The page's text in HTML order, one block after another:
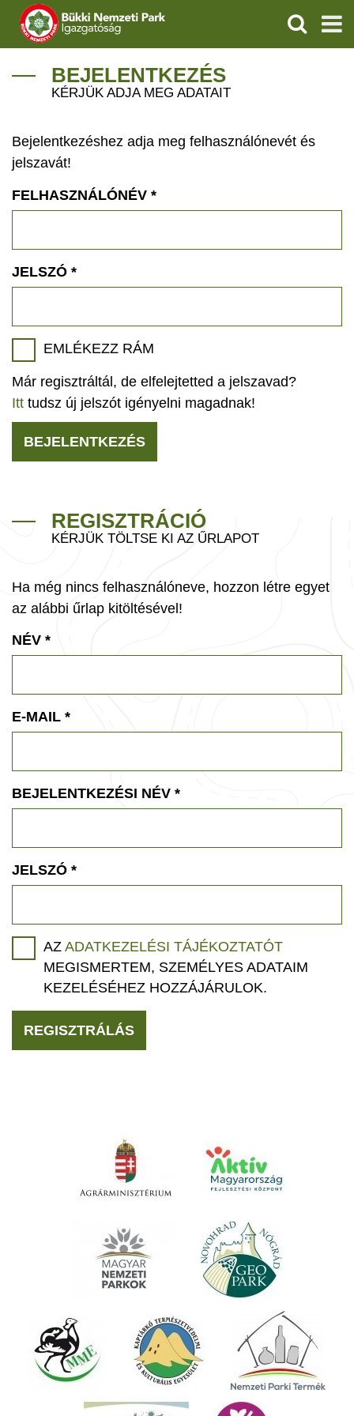
IGAZGATÓSÁG
VÍZVÉDELEM
ÖKOTURIZMUS
GEOPARKOK
KERESÉS
BEJELENTKEZÉS
KÉRJÜK ADJA MEG ADATAIT
Bejelentkezéshez adja meg felhasználónevét és
jelszavát!
FELHASZNÁLÓNÉV *
JELSZÓ *
EMLÉKEZZ RÁM
Már regisztráltál, de elfelejtetted a jelszavad?
Itt tudsz új jelszót igényelni magadnak!
BEJELENTKEZÉS
REGISZTRÁCIÓ
KÉRJÜK TÖLTSE KI AZ ŰRLAPOT
Ha még nincs felhasználóneve, hozzon létre egyet
az alábbi űrlap kitöltésével!
NÉV *
E-MAIL *
BEJELENTKEZÉSI NÉV *
JELSZÓ *
AZ ADATKEZELÉSI TÁJÉKOZTATÓT
MEGISMERTEM, SZEMÉLYES ADATAIM
KEZELÉSÉHEZ HOZZÁJÁRULOK.
REGISZTRÁLÁS